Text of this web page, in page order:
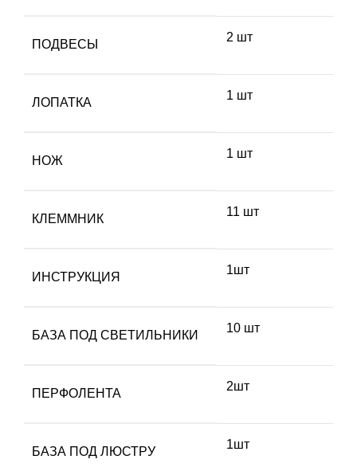
ПОДВЕСЫ
2 шт
ЛОПАТКА
1 шт
НОЖ
1 шт
КЛЕММНИК
11 шт
ИНСТРУКЦИЯ
1шт
БАЗА ПОД СВЕТИЛЬНИКИ
10 шт
ПЕРФОЛЕНТА
2шт
БАЗА ПОД ЛЮСТРУ
1шт